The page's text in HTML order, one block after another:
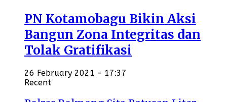
PN Kotamobagu Bikin Aksi
Bangun Zona Integritas dan
Tolak Gratifikasi
26 February 2021 - 17:37
Recent